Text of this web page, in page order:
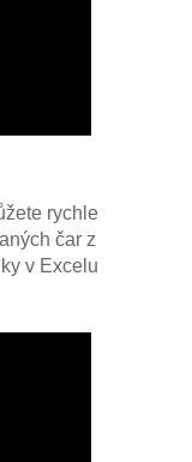
rychle
čar z
v Excelu